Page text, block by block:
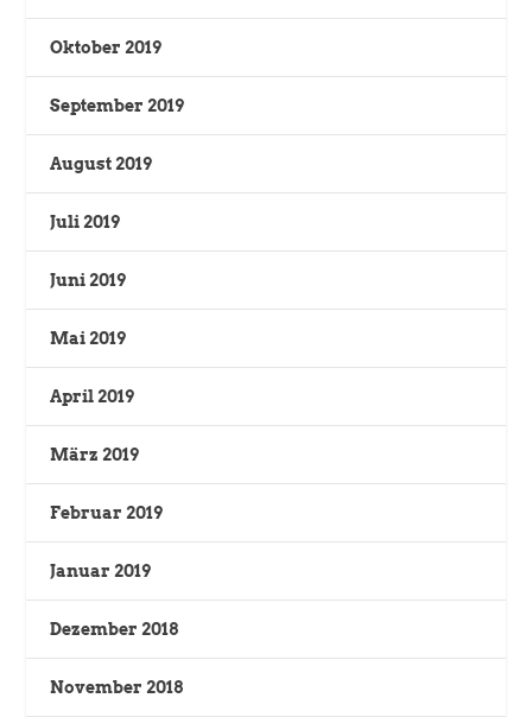
Oktober 2019
September 2019
August 2019
Juli 2019
Juni 2019
Mai 2019
April 2019
März 2019
Februar 2019
Januar 2019
Dezember 2018
November 2018